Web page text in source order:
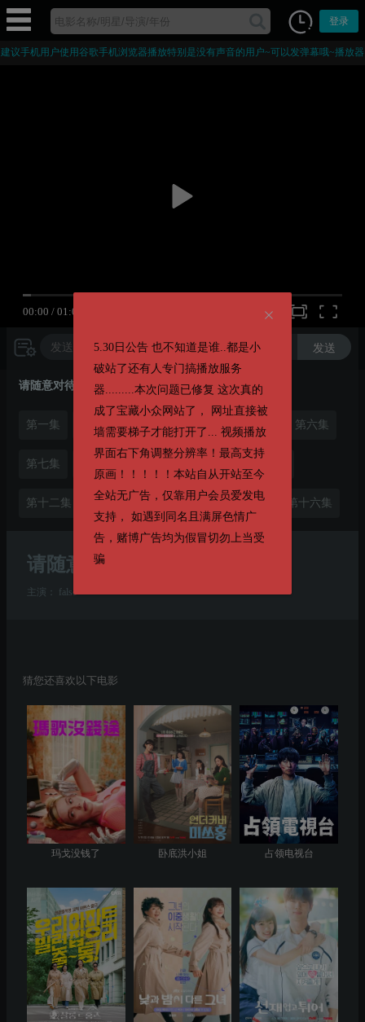
登录
5.30日公告 也不知道是谁..都是小
破站了还有人专门搞播放服务
器.........本次问题已修复 这次真的
成了宝藏小众网站了， 网址直接被
墙需要梯子才能打开了... 视频播放
界面右下角调整分辨率！最高支持
原画！！！！！本站自从开站至今
全站无广告，仅靠用户会员爱发电
支持， 如遇到同名且满屏色情广
告，赌博广告均为假冒切勿上当受
骗
建议手机用户使用谷歌手机浏览器播放特别是没有声音的用户~可以发弹幕哦~播放器
00:00 / 01:00:31
发送
请随意对待
第一集 第二集 第三集 第四集 第五集 第六集
第七集
第十二集 第十三集 第十四集 第十五集 第十六集
请随意对待
主演： false
猜您还喜欢以下电影
玛戈没钱了 卧底洪小姐 占领电视台